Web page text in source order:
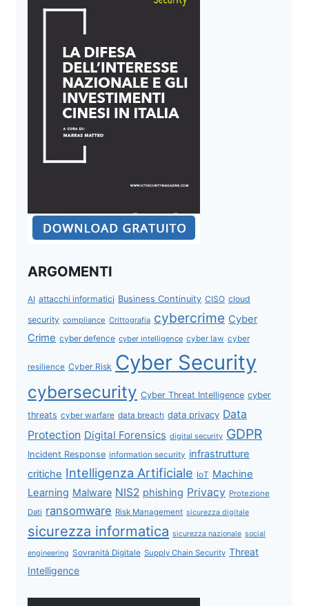
ARGOMENTI
AI attacchi informatici Business Continuity CISO cloud
security compliance Crittografia cybercrime Cyber
Crime cyber defence cyber intelligence cyber law cyber
resilience Cyber Risk Cyber Security
cybersecurity Cyber Threat Intelligence cyber
threats cyber warfare data breach data privacy Data
Protection Digital Forensics digital security GDPR
Incident Response information security infrastrutture
critiche Intelligenza Artificiale IoT Machine
Learning Malware NIS2 phishing Privacy Protezione
Dati ransomware Risk Management sicurezza digitale
sicurezza informatica sicurezza nazionale social
engineering Sovranità Digitale Supply Chain Security Threat
Intelligence